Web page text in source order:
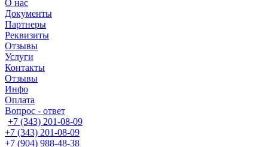
О нас
Документы
Партнеры
Реквизиты
Отзывы
Услуги
Контакты
Отзывы
Инфо
Оплата
Вопрос - ответ
+7 (343) 201-08-09
+7 (343) 201-08-09
+7 (904) 988-48-38